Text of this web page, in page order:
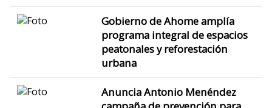
Gobierno de Ahome amplía
programa integral de espacios
peatonales y reforestación
urbana
Anuncia Antonio Menéndez